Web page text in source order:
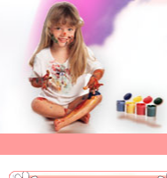
Оригами
|
Раскраски